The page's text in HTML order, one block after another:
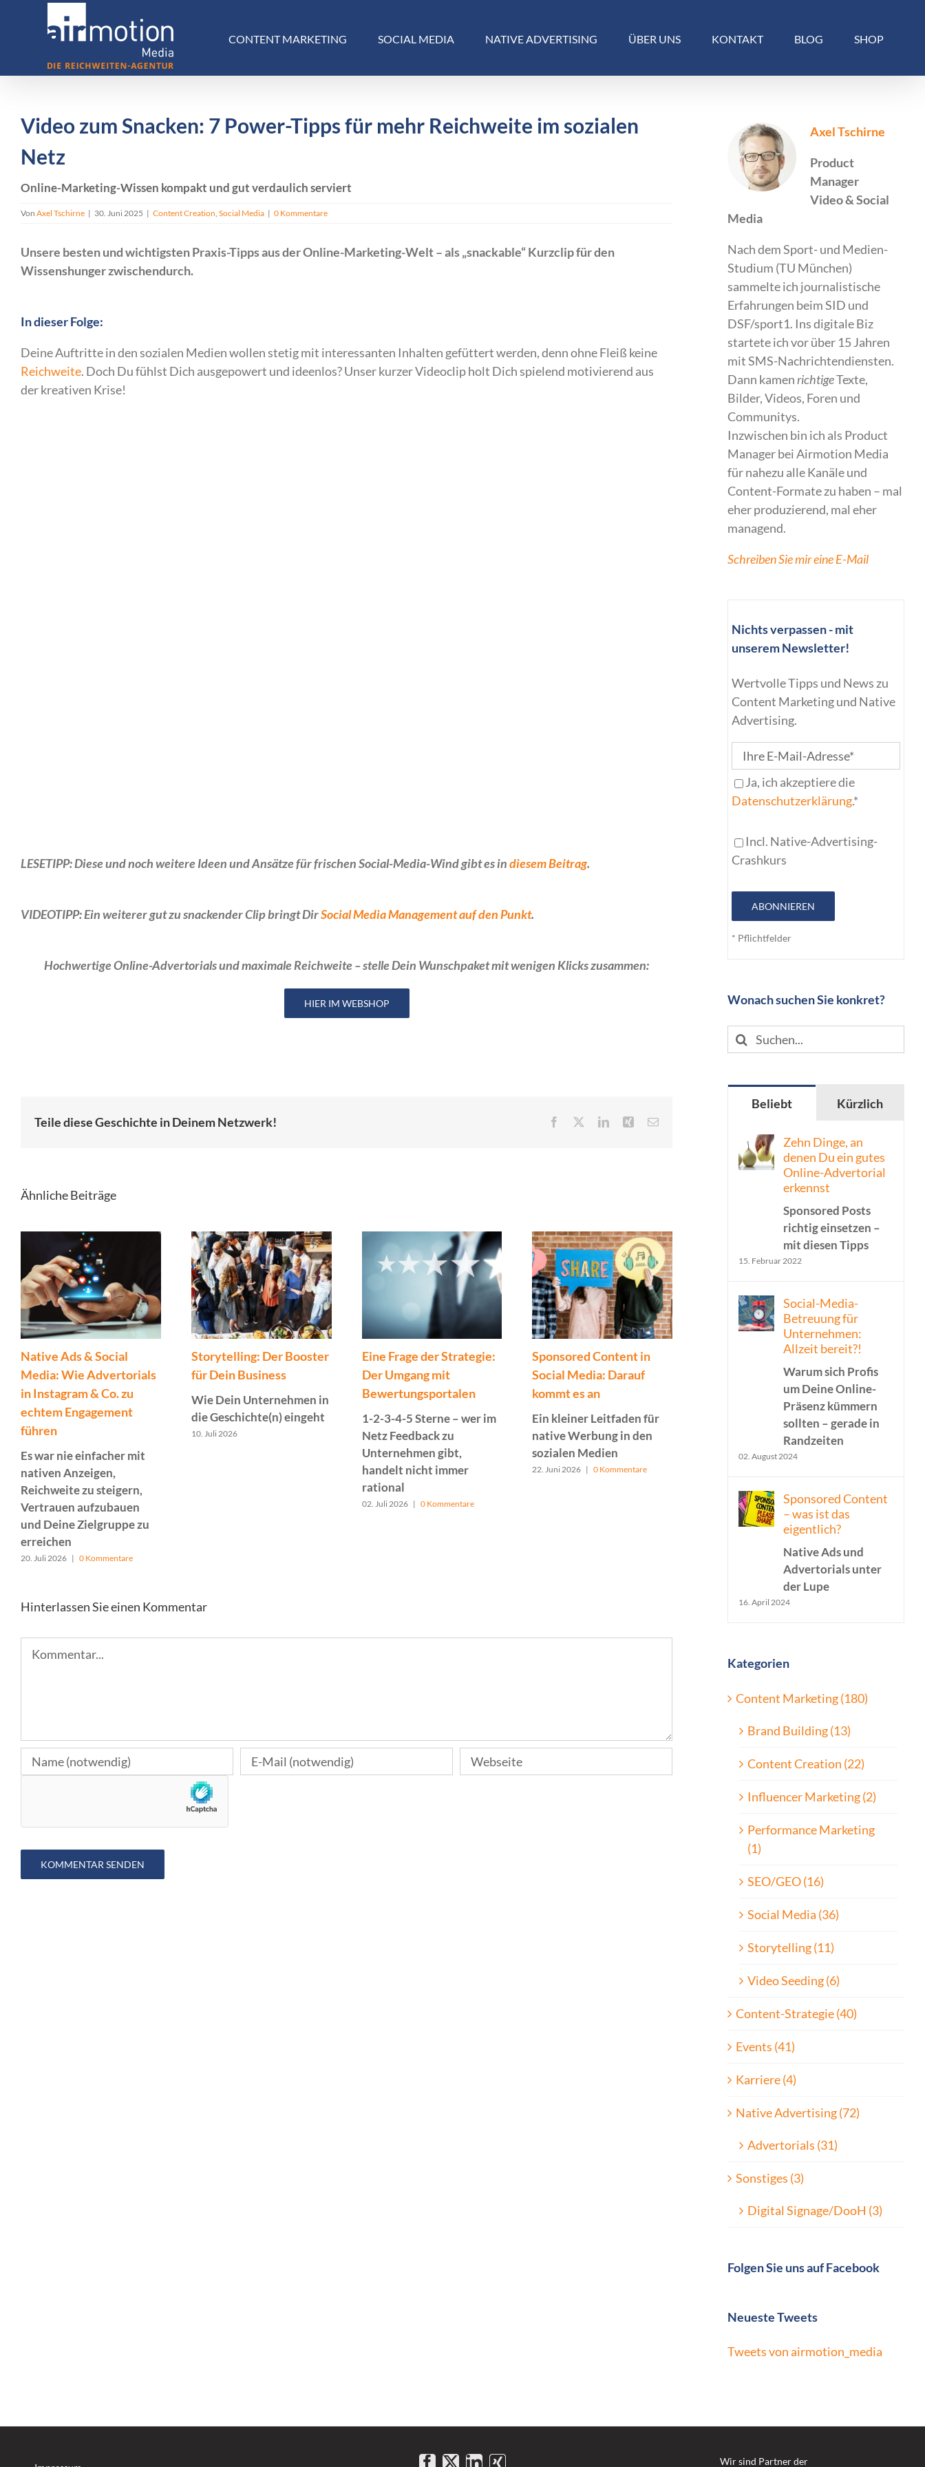
CONTENT MARKETING SOCIAL MEDIA NATIVE ADVERTISING ÜBER UNS KONTAKT BLOG SHOP
Video zum Snacken: 7 Power-Tipps für mehr Reichweite im sozialen
Netz
Online-Marketing-Wissen kompakt und gut verdaulich serviert
Von Axel Tschirne | 30. Juni 2025 | Content Creation, Social Media | 0 Kommentare
Unsere besten und wichtigsten Praxis-Tipps aus der Online-Marketing-Welt – als „snackable“ Kurzclip für den
Wissenshunger zwischendurch.
In dieser Folge:
Deine Auftritte in den sozialen Medien wollen stetig mit interessanten Inhalten gefüttert werden, denn ohne Fleiß keine
Reichweite. Doch Du fühlst Dich ausgepowert und ideenlos? Unser kurzer Videoclip holt Dich spielend motivierend aus
der kreativen Krise!
LESETIPP: Diese und noch weitere Ideen und Ansätze für frischen Social-Media-Wind gibt es indiesem Beitrag.
VIDEOTIPP: Ein weiterer gut zu snackender Clip bringt DirSocial Media Management auf den Punkt.
Hochwertige Online-Advertorials und maximale Reichweite – stelle Dein Wunschpaket mit wenigen Klicks zusammen:
HIER IM WEBSHOP
Teile diese Geschichte in Deinem Netzwerk! Facebook LinkedInXing E-
Ähnliche Beiträge
Native Ads & Social
Media: Wie Advertorials
in Instagram & Co. zu
echtem Engagement
führen
Es war nie einfacher mit
nativen Anzeigen,
Reichweite zu steigern,
Vertrauen aufzubauen
und Deine Zielgruppe zu
erreichen
20. Juli 2026 | 0 Kommentare
Storytelling: Der Booster
für Dein Business
Wie Dein Unternehmen in
die Geschichte(n) eingeht
10. Juli 2026
Eine Frage der Strategie:
Der Umgang mit
Bewertungsportalen
1-2-3-4-5 Sterne – wer im
Netz Feedback zu
Unternehmen gibt,
handelt nicht immer
rational
02. Juli 2026 | 0 Kommentare
Sponsored Content in
Social Media: Darauf
kommt es an
Ein kleiner Leitfaden für
native Werbung in den
sozialen Medien
22. Juni 2026 | 0 Kommentare
Native Ads & Social
Media: Wie Advertorials
in Instagram & Co. zu
echtem Engagement
Es war nie einfacher mit
Reichweite zu steigern,
Vertrauen aufzubauen
und Deine Zielgruppe zu
0 Kommentare
für Dein
Hinterlassen Sie einen Kommentar
Axel Tschirne
Product
Manager
Video & Social
Media
Nach dem Sport- und Medien-
Studium (TU München)
sammelte ich journalistische
Erfahrungen beim SID und
DSF/sport1. Ins digitale Biz
startete ich vor über 15 Jahren
mit SMS-Nachrichtendiensten.
Dann kamenrichtigeTexte,
Bilder, Videos, Foren und
Communitys.
Inzwischen bin ich als Product
Manager bei Airmotion Media
für nahezu alle Kanäle und
Content-Formate zu haben – mal
eher produzierend, mal eher
managend.
Schreiben Sie mir eine E-Mail
Nichts verpassen - mit
unserem Newsletter!
Wertvolle Tipps und News zu
Content Marketing und Native
Advertising.
Ja, ich akzeptiere die
Datenschutzerklärung.*
Incl. Native-Advertising-
Crashkurs
ABONNIEREN
* Pflichtfelder
Wonach suchen Sie konkret?
Suche
nach:
Beliebt Kürzlich
Zehn Dinge, an
denen Du ein gutes
Online-Advertorial
erkennst
Sponsored Posts
richtig einsetzen –
mit diesen Tipps
15. Februar 2022
Social-Media-
Betreuung für
Unternehmen:
Allzeit bereit?!
Warum sich Profis
um Deine Online-
Präsenz kümmern
sollten – gerade in
Randzeiten
02. August 2024
Sponsored Content
– was ist das
eigentlich?
Native Ads und
Advertorials unter
der Lupe
16. April 2024
Kategorien
Content Marketing (180)
Brand Building (13)
Content Creation (22)
Influencer Marketing (2)
Performance Marketing
(1)
SEO/GEO (16)
Social Media (36)
Storytelling (11)
Video Seeding (6)
Content-Strategie (40)
Events (41)
Karriere (4)
Native Advertising (72)
Advertorials (31)
Sonstiges (3)
Digital Signage/DooH (3)
Folgen Sie uns auf Facebook
Neueste Tweets
Tweets von airmotion_media
Wir sind Partner der